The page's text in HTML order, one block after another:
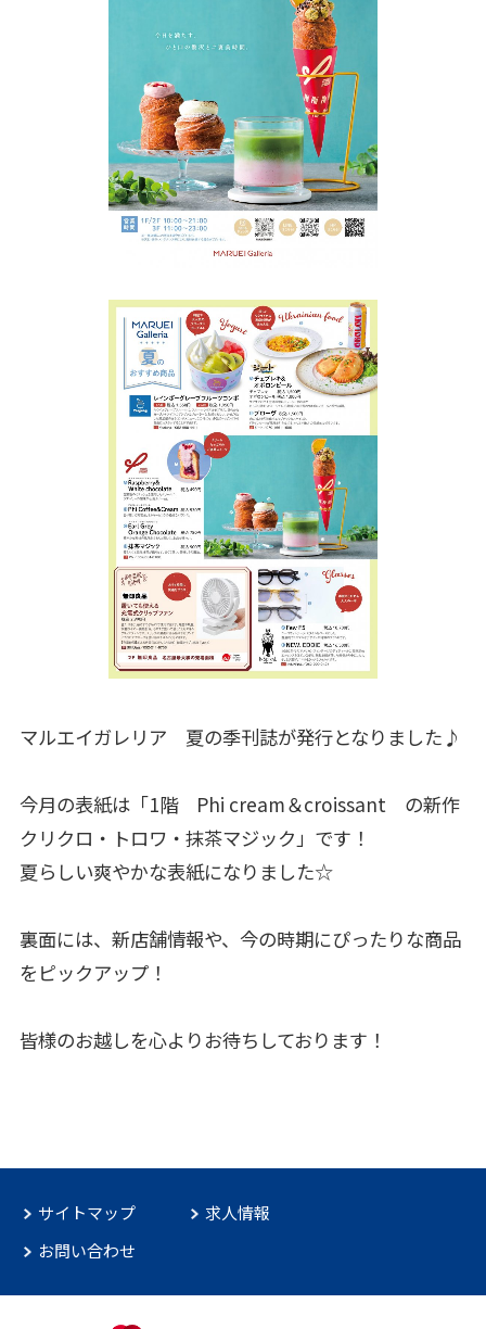
マルエイガレリア 夏の季刊誌が発行となりました♪
今月の表紙は「1階 Phi cream＆croissant の新作
クリクロ・トロワ・抹茶マジック」です！
夏らしい爽やかな表紙になりました☆
裏面には、新店舗情報や、今の時期にぴったりな商品
をピックアップ！
皆様のお越しを心よりお待ちしております！
サイトマップ
求人情報
お問い合わせ